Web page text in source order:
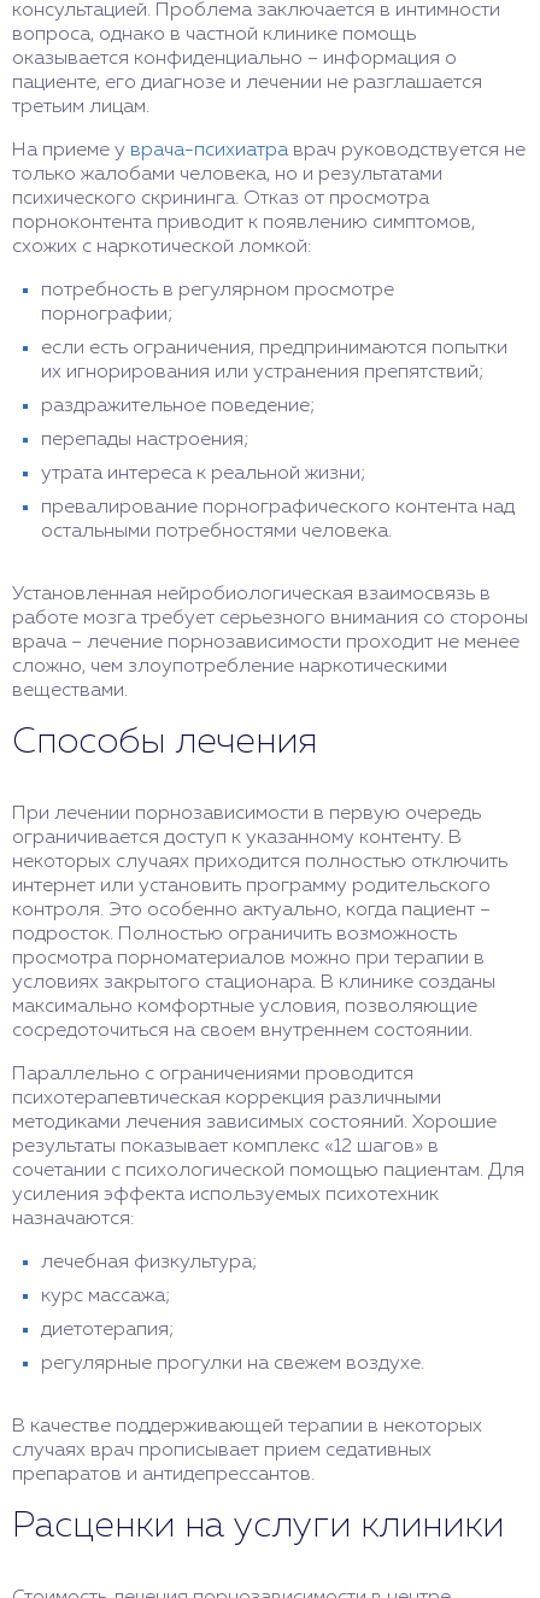
консультацией. Проблема заключается в интимности
вопроса, однако в частной клинике помощь
оказывается конфиденциально – информация о
пациенте, его диагнозе и лечении не разглашается
третьим лицам.
На приеме у врача-психиатраврач руководствуется не
только жалобами человека, но и результатами
психического скрининга. Отказ от просмотра
порноконтента приводит к появлению симптомов,
схожих с наркотической ломкой:
потребность в регулярном просмотре
порнографии;
если есть ограничения, предпринимаются попытки
их игнорирования или устранения препятствий;
раздражительное поведение;
перепады настроения;
утрата интереса к реальной жизни;
превалирование порнографического контента над
остальными потребностями человека.
Установленная нейробиологическая взаимосвязь в
работе мозга требует серьезного внимания со стороны
врача – лечение порнозависимости проходит не менее
сложно, чем злоупотребление наркотическими
веществами.
Способы лечения
При лечении порнозависимости в первую очередь
ограничивается доступ к указанному контенту. В
некоторых случаях приходится полностью отключить
интернет или установить программу родительского
контроля. Это особенно актуально, когда пациент –
подросток. Полностью ограничить возможность
просмотра порноматериалов можно при терапии в
условиях закрытого стационара. В клинике созданы
максимально комфортные условия, позволяющие
сосредоточиться на своем внутреннем состоянии.
Параллельно с ограничениями проводится
психотерапевтическая коррекция различными
методиками лечения зависимых состояний. Хорошие
результаты показывает комплекс «12 шагов» в
сочетании с психологической помощью пациентам. Для
усиления эффекта используемых психотехник
назначаются:
лечебная физкультура;
курс массажа;
диетотерапия;
регулярные прогулки на свежем воздухе.
В качестве поддерживающей терапии в некоторых
случаях врач прописывает прием седативных
препаратов и антидепрессантов.
Расценки на услуги клиники